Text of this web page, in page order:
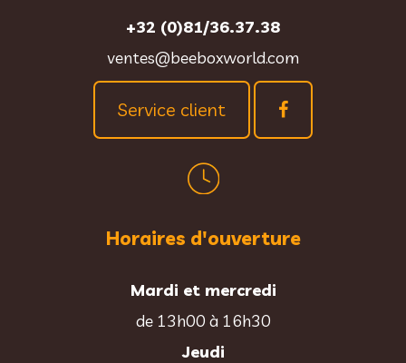
+32 (0)81/36.37.38
ventes@beeboxworld.com
Service client
Horaires d'ouverture
Mardi et mercredi
de 13h00 à 16h30
Jeudi